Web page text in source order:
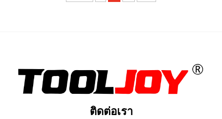
ติดต่อเรา